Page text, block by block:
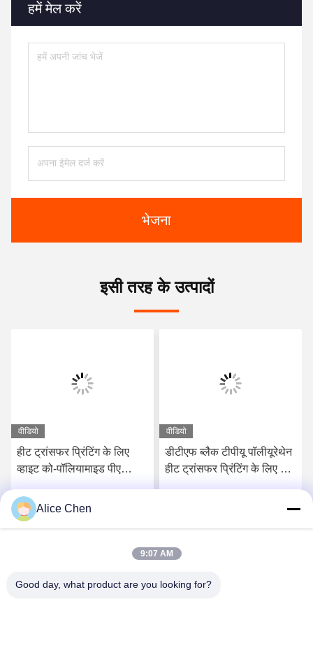
हमें मेल करें
भेजना
इसी तरह के उत्पादों
वीडियो
हीट ट्रांसफर प्रिंटिंग के लिए
व्हाइट को-पॉलियामाइड पीए
वीडियो
डीटीएफ ब्लैक टीपीयू पॉलीयूरेथेन
हीट ट्रांसफर प्रिंटिंग के लिए गर्म
Alice Chen
9:07 AM
Good day, what product are you looking for?